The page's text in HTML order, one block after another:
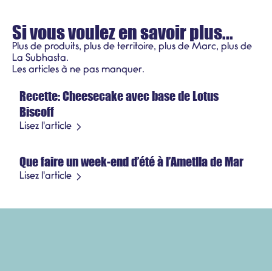
Si vous voulez en savoir plus...
Plus de produits, plus de territoire, plus de Marc, plus de
La Subhasta.
Les articles à ne pas manquer.
21 juillet 2026
Recettes
Recette: Cheesecake avec base de Lotus
Biscoff
Lisez l'article
3 juillet 2026
Produit saisonnier
Que faire un week-end d’été à l’Ametlla de Mar
Lisez l'article